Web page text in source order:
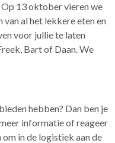
Op 13 oktober vieren we
al het lekkere eten en
voor jullie te laten
Bart of Daan. We
hebben? Dan ben je
informatie of reageer
om in de logistiek aan de